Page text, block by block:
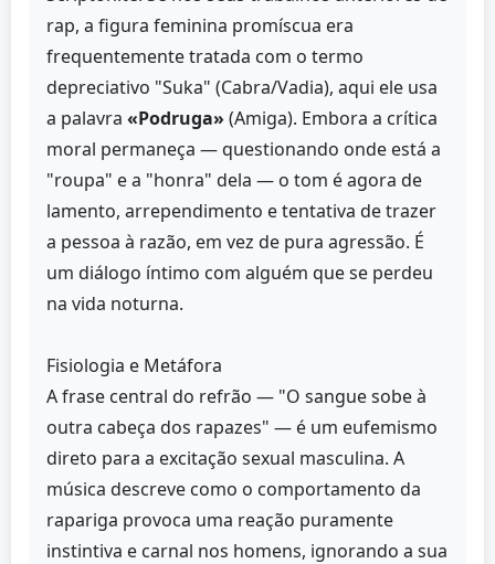
rap, a figura feminina promíscua era
frequentemente tratada com o termo
depreciativo "Suka" (Cabra/Vadia), aqui ele usa
a palavra «Podruga» (Amiga). Embora a crítica
moral permaneça — questionando onde está a
"roupa" e a "honra" dela — o tom é agora de
lamento, arrependimento e tentativa de trazer
a pessoa à razão, em vez de pura agressão. É
um diálogo íntimo com alguém que se perdeu
na vida noturna.
Fisiologia e Metáfora
A frase central do refrão — "O sangue sobe à
outra cabeça dos rapazes" — é um eufemismo
direto para a excitação sexual masculina. A
música descreve como o comportamento da
rapariga provoca uma reação puramente
instintiva e carnal nos homens, ignorando a sua